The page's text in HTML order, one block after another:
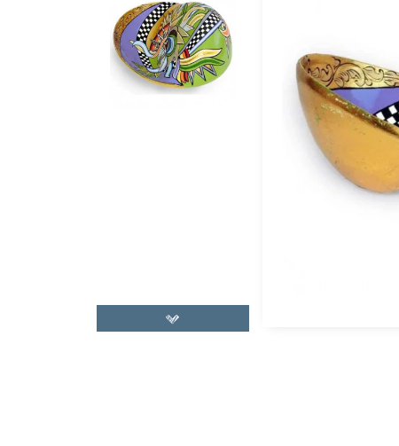
MIROIR
LUMINAIRE
MOBILIER DE JARDIN
FRUIT, LOVE
COUPLE &